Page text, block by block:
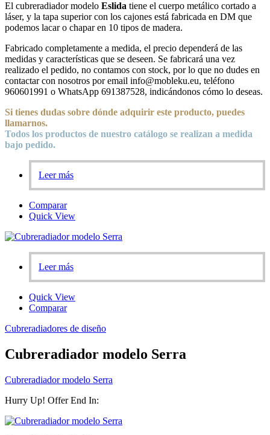
El cubreradiador modelo Eslida tiene el cuerpo metálico cortado a
láser, y la tapa superior con los cajones está fabricada en DM que
podemos lacar o chapar en 10 tipos de madera.
Fabricado completamente a medida, el precio dependerá de las
medidas y características que se deseen. Se fabricará una vez
realizado el pedido, no contamos con stock, por lo que no dudes en
contactar con nosotros por email info@mobleku.eu, teléfono
960601991 o WhatsApp 691387528, indicándonos cómo lo deseas.
Si tienes dudas sobre dónde adquirir este producto, puedes
llamarnos.
Todos los productos de nuestro catálogo se realizan a medida
bajo pedido.
Leer más
Comparar
Quick View
Leer más
Quick View
Comparar
Cubreradiadores de diseño
Cubreradiador modelo Serra
Cubreradiador modelo Serra
Hurry Up! Offer End In: